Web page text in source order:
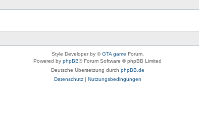
Style Developer by ©GTA game Forum.
Powered by phpBB® Forum Software © phpBB Limited
Deutsche Übersetzung durch phpBB.de
Datenschutz| Nutzungsbedingungen